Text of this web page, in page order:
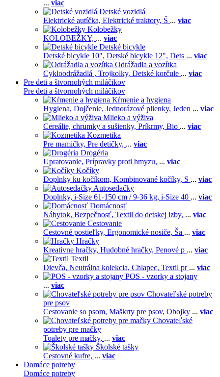
... viac
Detské vozidlá
Elektrické autíčka, Elektrické traktory, Š ... viac
Kolobežky
KOLOBEŽKY, ... viac
Detské bicykle
Detské bicykle 10", Detské bicykle 12", Dets ... viac
Odrážadla a vozítka
Cykloodrážadlá , Trojkolky, Detské korčule ... viac
Pre deti a štvornohých miláčikov
Pre deti a štvornohých miláčikov
Kŕmenie a hygiena
Hygiena, Dojčenie, Jednorázové plienky, Jeden ... viac
Mlieko a výživa
Cereálie, chrumky a sušienky, Príkrmy, Bio ... viac
Kozmetika
Pre mamičky, Pre detičky, ... viac
Drogéria
Upratovanie, Prípravky proti hmyzu, ... viac
Kočíky
Doplnky ku kočíkom, Kombinované kočíky, S ... viac
Autosedačky
Doplnky, i-Size 61-150 cm / 9-36 kg, i-Size 40 ... viac
Domácnosť
Nábytok, Bezpečnosť, Textil do detskej izby, ... viac
Cestovanie
Cestovné postieľky, Ergonomické nosiče, Ša ... viac
Hračky
Kreatívne hračky, Hudobné hračky, Penové p ... viac
Textil
Dievča, Neutrálna kolekcia, Chlapec, Textil pr ... viac
POS - vzorky a stojany
... viac
Chovateľské potreby
pre psov
Cestovanie so psom, Maškrty pre psov, Obojky ... viac
Chovateľské
potreby pre mačky
Toalety pre mačky, ... viac
Školské tašky
Cestovné kufre, ... viac
Domáce potreby
Domáce potreby